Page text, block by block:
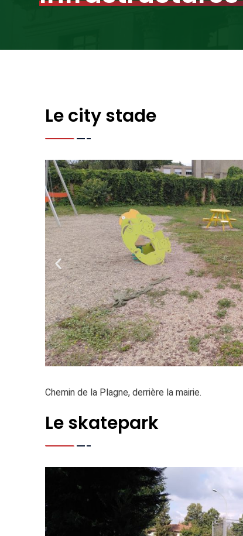
Le city stade
Chemin de la Plagne, derrière la mairie.
Le skatepark